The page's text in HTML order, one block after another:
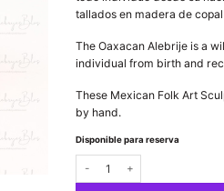
tallados en madera de
The Oaxacan Alebrije is a
individual from birth and
These Mexican Folk Art
by hand.
Disponible para reserva